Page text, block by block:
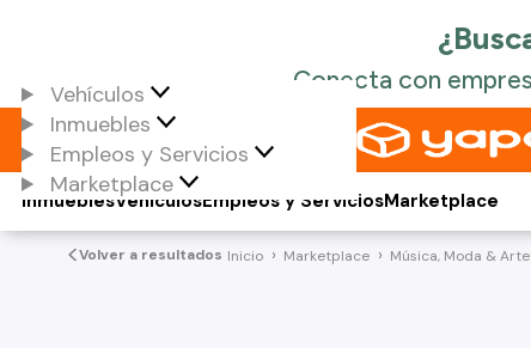
Vehículos
Inmuebles
Empleos y Servicios
Marketplace
Vehículos
Inmuebles Empleos y ServiciosMarketplace
Volver a resultados Inicio Marketplace Música, Moda & Arte